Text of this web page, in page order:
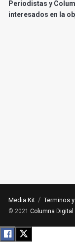
Periodistas y
interesados en la
Media Kit Terminos
© 2021 Columna Digital